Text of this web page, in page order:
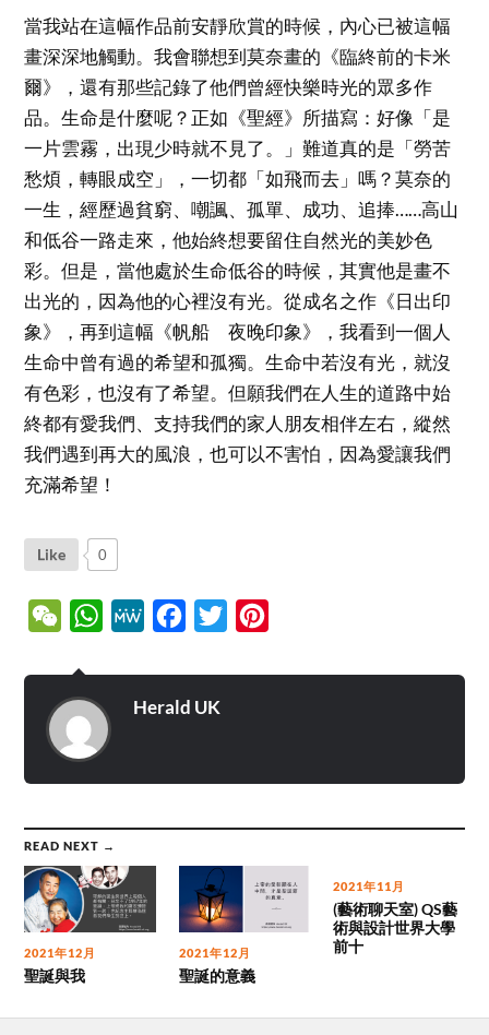
當我站在這幅作品前安靜欣賞的時候，內心已被這幅
畫深深地觸動。我會聯想到莫奈畫的《臨終前的卡米
爾》，還有那些記錄了他們曾經快樂時光的眾多作
品。生命是什麼呢？正如《聖經》所描寫：好像「是
一片雲霧，出現少時就不見了。」難道真的是「勞苦
愁煩，轉眼成空」，一切都「如飛而去」嗎？莫奈的
一生，經歷過貧窮、嘲諷、孤單、成功、追捧……高山
和低谷一路走來，他始終想要留住自然光的美妙色
彩。但是，當他處於生命低谷的時候，其實他是畫不
出光的，因為他的心裡沒有光。從成名之作《日出印
象》，再到這幅《帆船 夜晚印象》，我看到一個人
生命中曾有過的希望和孤獨。生命中若沒有光，就沒
有色彩，也沒有了希望。但願我們在人生的道路中始
終都有愛我們、支持我們的家人朋友相伴左右，縱然
我們遇到再大的風浪，也可以不害怕，因為愛讓我們
充滿希望！
Like 0
WeChatWhatsApp
MeWe Facebook
Twitter
Herald UK
READ NEXT →
2021年12月
聖誕與我
2021年12月
聖誕的意義
2021年11月
(藝術聊天室) QS藝
術與設計世界大學
前十